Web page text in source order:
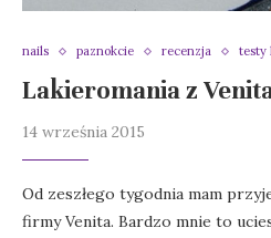
nails paznokcie recenzja testy
Lakieromania z
14 września 2015
Od zeszłego tygodnia mam
firmy Venita. Bardzo mnie to